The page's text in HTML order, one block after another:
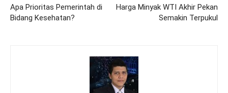
Apa Prioritas Pemerintah di
Bidang Kesehatan?
Harga Minyak WTI Akhir Pekan
Semakin Terpukul